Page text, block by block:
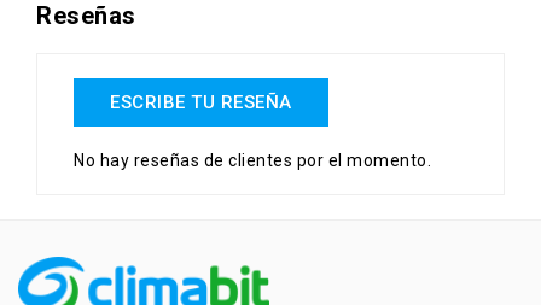
Reseñas
ESCRIBE TU RESEÑA
No hay reseñas de clientes por el momento.